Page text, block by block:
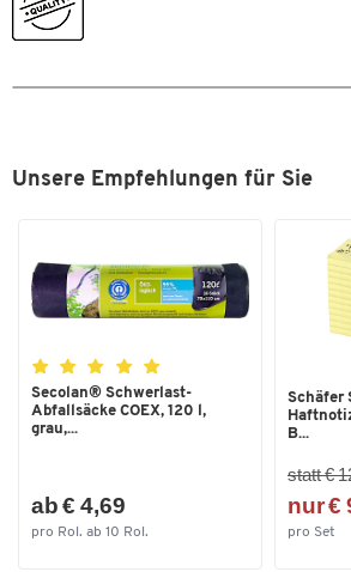
Farben
Unsere Empfehlungen für Sie
Secolan® Schwerlast-
Abfallsäcke COEX, 120 l,
grau,...
ab € 4,69
pro Rol. ab 10 Rol.
Schäfer
B...
statt €
nur €
pro Set
Zum Zoomen